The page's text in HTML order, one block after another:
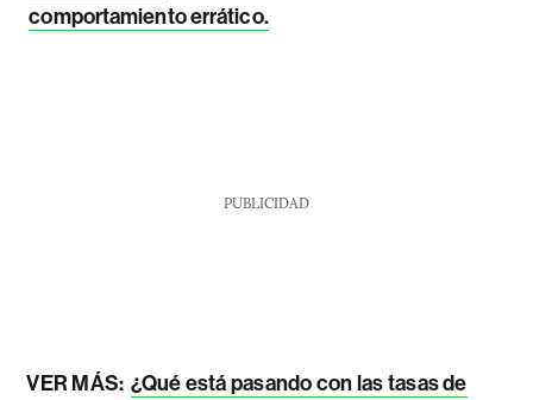
comportamiento errático.
PUBLICIDAD
VER MÁS: ¿Qué está pasando con las tasas de